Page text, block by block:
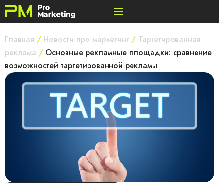
Главная / Новости про маркетинг / Таргетированная
реклама / Основные рекламные площадки: сравнение
возможностей таргетированной рекламы